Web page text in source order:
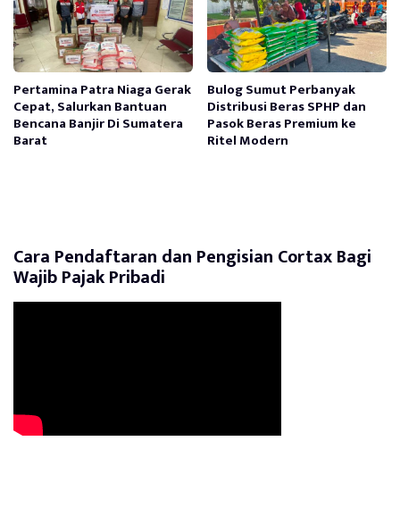
Pertamina Patra Niaga Gerak
Cepat, Salurkan Bantuan
Bencana Banjir Di Sumatera
Barat
Bulog Sumut Perbanyak
Distribusi Beras SPHP dan
Pasok Beras Premium ke
Ritel Modern
Cara Pendaftaran dan Pengisian Cortax Bagi
Wajib Pajak Pribadi